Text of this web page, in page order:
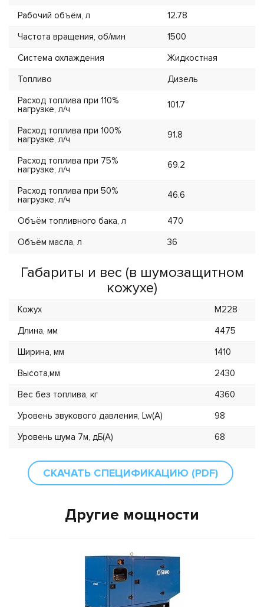
Рабочий объём, л
12.78
Частота вращения, об/мин
1500
Система охлаждения
Жидкостная
Топливо
Дизель
Расход топлива при 110%
нагрузке, л/ч
101.7
Расход топлива при 100%
нагрузке, л/ч
91.8
Расход топлива при 75%
нагрузке, л/ч
69.2
Расход топлива при 50%
нагрузке, л/ч
46.6
Объём топливного бака, л
470
Объём масла, л
36
Габариты и вес (в шумозащитном
кожухе)
Кожух
M228
Длина, мм
4475
Ширина, мм
1410
Высота,мм
2430
Вес без топлива, кг
4360
Уровень звукового давления, Lw(А)
98
Уровень шума 7м, дБ(А)
68
СКАЧАТЬ СПЕЦИФИКАЦИЮ (PDF)
Другие мощности